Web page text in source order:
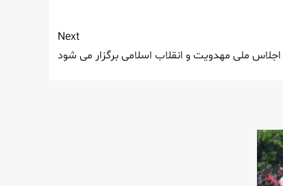
Next
ملی مهدویت و انقلاب اسلامی برگزار می شود